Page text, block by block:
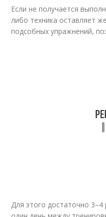
Если не получается
либо техника оставляет
подсобных упражнений,
Для этого достаточно